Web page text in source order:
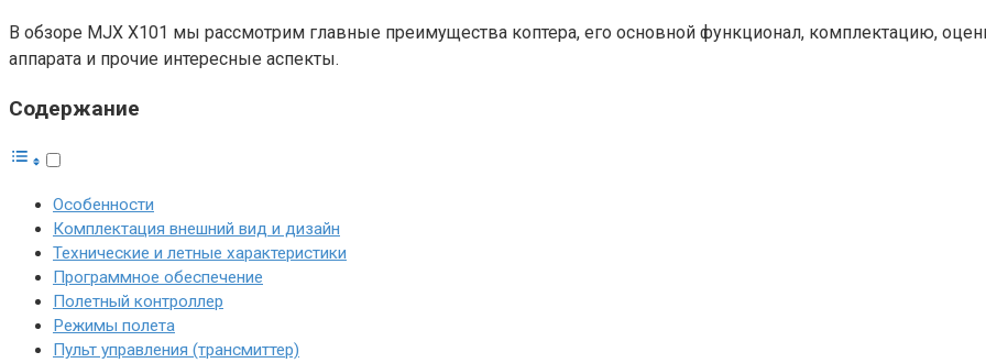
В обзоре MJX X101 мы рассмотрим главные преимущества коптера, его основной функционал, комплектацию,
аппарата и прочие интересные аспекты.
Содержание
Особенности
Комплектация внешний вид и дизайн
Технические и летные характеристики
Программное обеспечение
Полетный контроллер
Режимы полета
Пульт управления (трансмиттер)